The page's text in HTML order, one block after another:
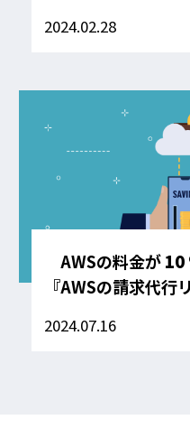
2024.02.28
AWSの料金が10
『AWSの請求代行
2024.07.16